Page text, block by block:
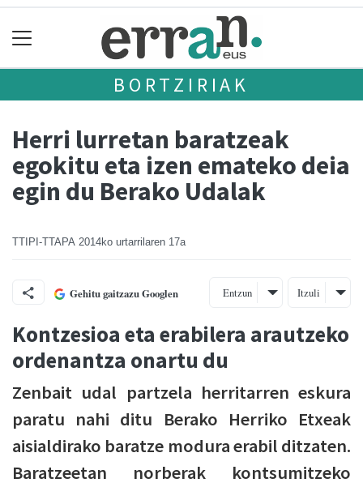
BORTZIRIAK
Herri lurretan baratzeak
egokitu eta izen emateko deia
egin du Berako Udalak
TTIPI-TTAPA 2014ko urtarrilaren 17a
Gehitu gaitzazu Googlen Entzun Itzuli
Kontzesioa eta erabilera arautzeko
ordenantza onartu du
Zenbait udal partzela herritarren eskura
paratu nahi ditu Berako Herriko Etxeak
aisialdirako baratze modura erabil ditzaten.
Baratzeetan norberak kontsumitzeko